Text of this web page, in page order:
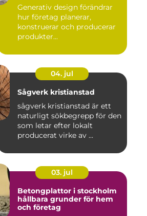
Generativ design förändrar
hur företag planerar,
konstruerar och producerar
produkter...
04. jul
Sågverk kristianstad
sågverk kristianstad är ett
naturligt sökbegrepp för den
som letar efter lokalt
producerat virke av ...
03. jul
Betongplattor i stockholm
hållbara grunder för hem
och företag